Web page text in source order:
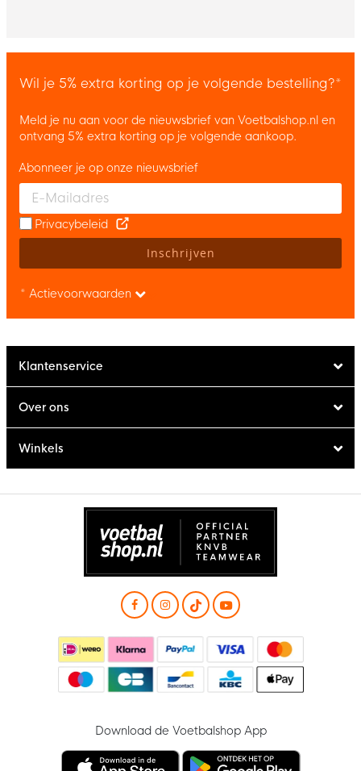
Wil je 5% extra korting op je volgende bestelling?*
Meld je nu aan voor de nieuwsbrief van Voetbalshop.nl en
ontvang 5% extra korting op je volgende aankoop.
Enter your email and accept the privacy policy to subscribe to
Abonneer je op onze nieuwsbrief
Privacybeleid
Inschrijven
* Actievoorwaarden
Klantenservice
Over ons
Winkels
Download de Voetbalshop App